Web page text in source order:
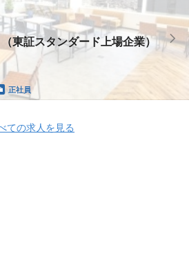
東証スタンダード上場企業）
正社員
ての求人を見る